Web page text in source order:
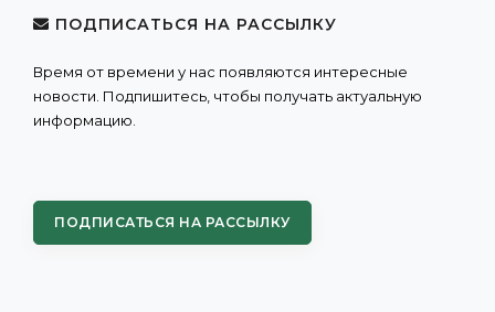
ПОДПИСАТЬСЯ НА РАССЫЛКУ
Время от времени у нас появляются интересные
новости. Подпишитесь, чтобы получать актуальную
информацию.
ПОДПИСАТЬСЯ НА РАССЫЛКУ